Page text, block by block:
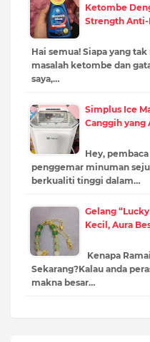
Ketombe
Strength
Hai semua! Siapa yang
masalah ketombe dan
saya,…
Simplus Ice
Canggih yang
Hey,
penggemar minuman
berkualiti tinggi dalam…
Gelang
Kecil, Aura
Kenapa
Sekarang?Kalau anda
makna besar…